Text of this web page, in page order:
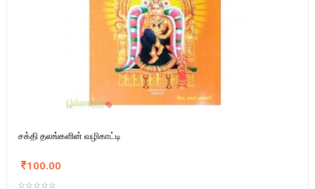
சக்தி தலங்களின் வழிகாட்டி
100.00